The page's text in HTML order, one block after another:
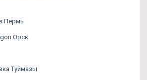
Пермь
Орск
Туймазы